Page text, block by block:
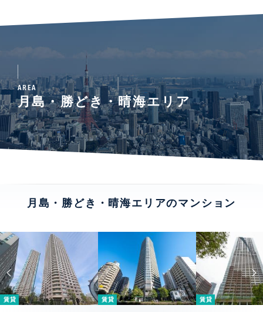
AREA
月島・勝どき・晴海エリア
月島・勝どき・晴海エリアのマンション
賃貸 賃貸 賃貸